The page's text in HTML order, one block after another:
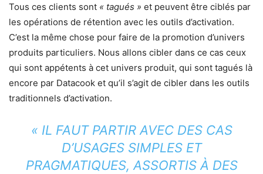
Tous ces clients sont « tagués » et peuvent être ciblés par
les opérations de rétention avec les outils d’activation.
C’est la même chose pour faire de la promotion d’univers
produits particuliers. Nous allons cibler dans ce cas ceux
qui sont appétents à cet univers produit, qui sont tagués là
encore par Datacook et qu’il s’agit de cibler dans les outils
traditionnels d’activation.
« IL FAUT PARTIR AVEC DES CAS
D’USAGES SIMPLES ET
PRAGMATIQUES, ASSORTIS À DES